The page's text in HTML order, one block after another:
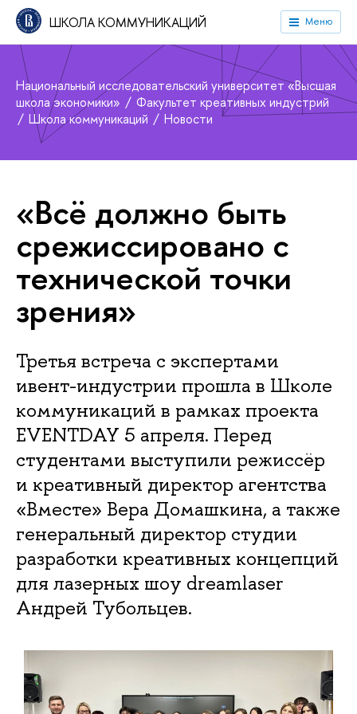
ШКОЛА КОММУНИКАЦИЙ Меню
Национальный исследовательский университет «Высшая
школа экономики»
Факультет креативных индустрий
Школа коммуникаций
Новости
«Всё должно быть
срежиссировано с
технической точки
зрения»
Третья встреча с экспертами
ивент-индустрии прошла в Школе
коммуникаций в рамках проекта
EVENTDAY 5 апреля. Перед
студентами выступили режиссёр
и креативный директор агентства
«Вместе» Вера Домашкина, а также
генеральный директор студии
разработки креативных концепций
для лазерных шоу dreamlaser
Андрей Тубольцев.